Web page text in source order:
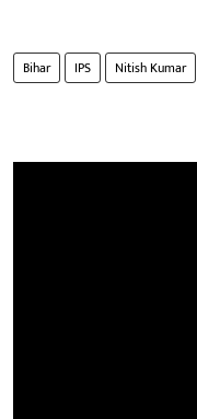
Bihar IPS Nitish Kumar